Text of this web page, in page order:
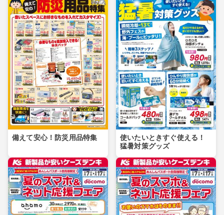
備えて安心！防災用品特集
使いたいときすぐ使える！
猛暑対策グッズ